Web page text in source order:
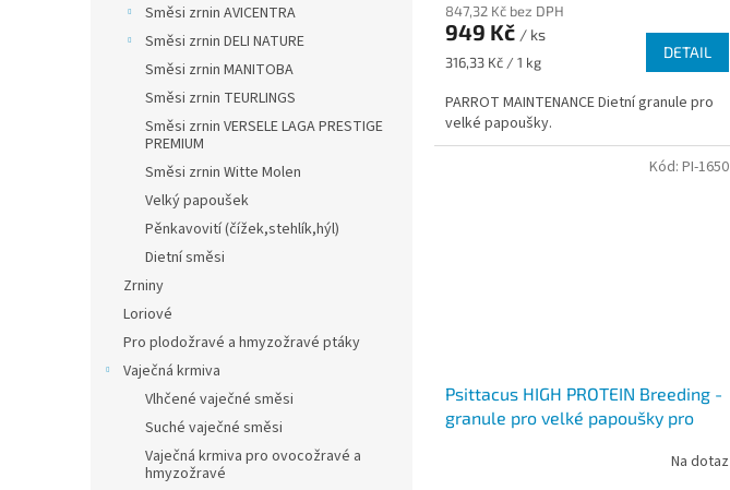
Směsi zrnin AVICENTRA
Směsi zrnin DELI NATURE
Směsi zrnin MANITOBA
Směsi zrnin TEURLINGS
Směsi zrnin VERSELE LAGA PRESTIGE
PREMIUM
Směsi zrnin Witte Molen
Velký papoušek
Pěnkavovití (čížek,stehlík,hýl)
Dietní směsi
Zrniny
Loriové
Pro plodožravé a hmyzožravé ptáky
Vaječná krmiva
Vlhčené vaječné směsi
Suché vaječné směsi
Vaječná krmiva pro ovocožravé a
hmyzožravé
847,32 Kč bez DPH
949 Kč / ks
Měrná
316,33 Kč / 1 kg
DETAIL
PARROT MAINTENANCE Dietní granule pro
velké papoušky.
Psittacus HIGH PROTEIN Breeding -
granule pro velké papoušky pro
Na dotaz
Kód: PI-1650